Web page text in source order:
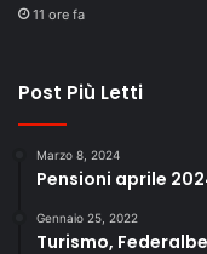
11 ore fa
Post Più Letti
Marzo 8, 2024
Pensioni aprile
Gennaio 25, 2022
Turismo,